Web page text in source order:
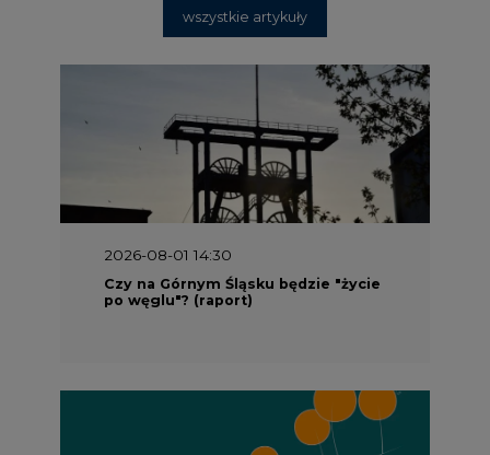
wszystkie artykuły
2026-08-01 14:30
Czy na Górnym Śląsku będzie "życie
po węglu"? (raport)